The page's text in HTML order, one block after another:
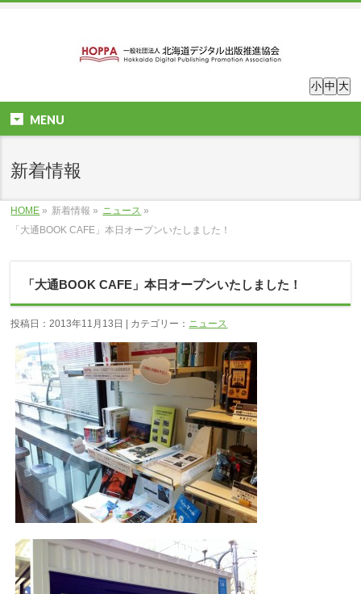
大
中
小
MENU
新着情報
HOME » 新着情報 » ニュース »
「大通BOOK CAFE」本日オープンいたしました！
「大通BOOK CAFE」本日オープンいたしました！
投稿日：2013年11月13日 | カテゴリー： ニュース